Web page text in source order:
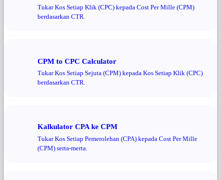
Tukar Kos Setiap Klik (CPC) kepada Cost Per Mille (CPM)
berdasarkan CTR.
CPM to CPC Calculator
Tukar Kos Setiap Sejuta (CPM) kepada Kos Setiap Klik (CPC)
berdasarkan CTR.
Kalkulator CPA ke CPM
Tukar Kos Setiap Pemerolehan (CPA) kepada Cost Per Mille
(CPM) serta-merta.